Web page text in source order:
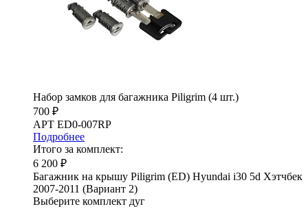
Набор замков для багажника Piligrim (4 шт.)
700 ₽
АРТ ED0-007RP
Подробнее
Итого за комплект:
6 200 ₽
Багажник на крышу Piligrim (ED) Hyundai i30 5d Хэтчбек
2007-2011 (Вариант 2)
Выберите комплект дуг